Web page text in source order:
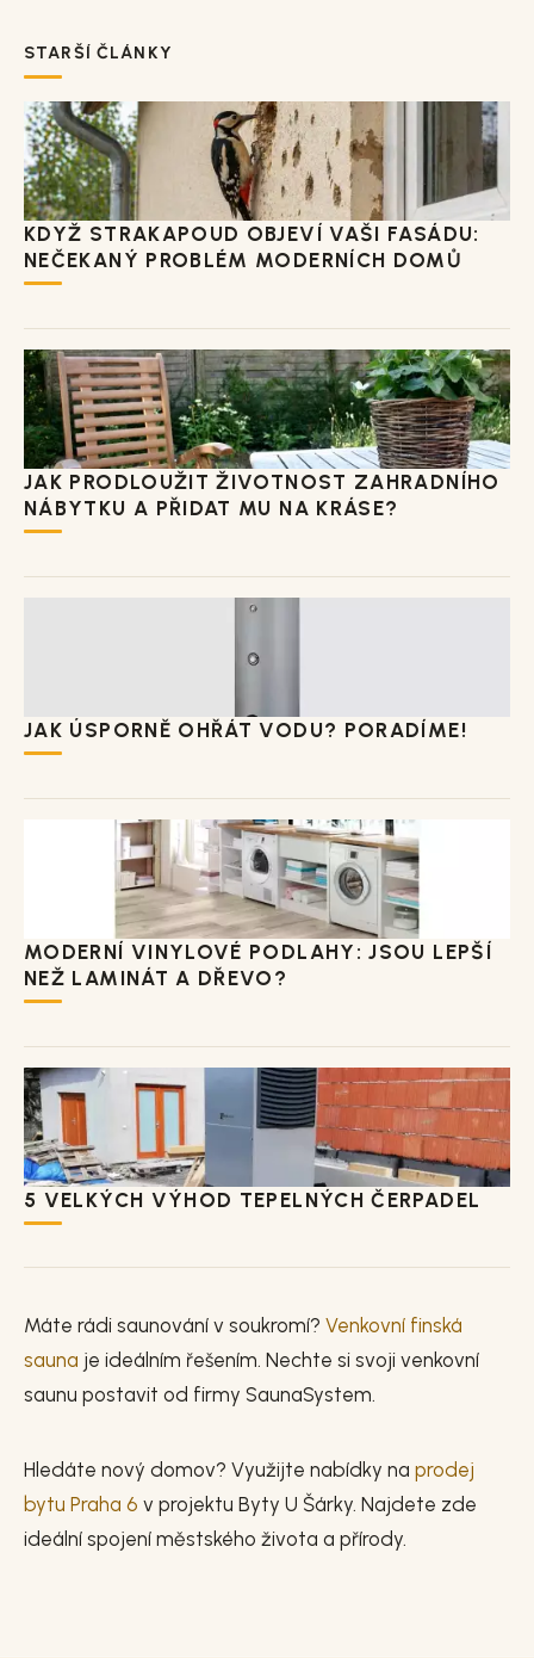
STARŠÍ ČLÁNKY
KDYŽ STRAKAPOUD OBJEVÍ VAŠI FASÁDU:
NEČEKANÝ PROBLÉM MODERNÍCH DOMŮ
JAK PRODLOUŽIT ŽIVOTNOST ZAHRADNÍHO
NÁBYTKU A PŘIDAT MU NA KRÁSE?
JAK ÚSPORNĚ OHŘÁT VODU? PORADÍME!
MODERNÍ VINYLOVÉ PODLAHY: JSOU LEPŠÍ
NEŽ LAMINÁT A DŘEVO?
5 VELKÝCH VÝHOD TEPELNÝCH ČERPADEL
Máte rádi saunování v soukromí? Venkovní finská
sauna je ideálním řešením. Nechte si svoji venkovní
saunu postavit od firmy SaunaSystem.
Hledáte nový domov? Využijte nabídky na prodej
bytu Praha 6 v projektu Byty U Šárky. Najdete zde
ideální spojení městského života a přírody.